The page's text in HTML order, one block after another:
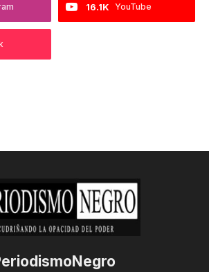
YouTube
16.1K